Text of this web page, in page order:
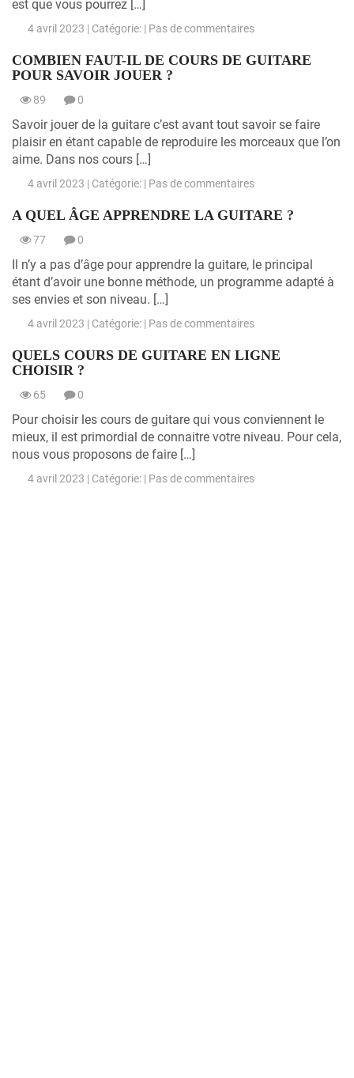
est que vous pourrez […]
4 avril 2023 | Catégorie: | Pas de commentaires
COMBIEN FAUT-IL DE COURS DE GUITARE
POUR SAVOIR JOUER ?
89 0
Savoir jouer de la guitare c’est avant tout savoir se faire
plaisir en étant capable de reproduire les morceaux que l’on
aime. Dans nos cours […]
4 avril 2023 | Catégorie: | Pas de commentaires
A QUEL ÂGE APPRENDRE LA GUITARE ?
77 0
Il n’y a pas d’âge pour apprendre la guitare, le principal
étant d’avoir une bonne méthode, un programme adapté à
ses envies et son niveau. […]
4 avril 2023 | Catégorie: | Pas de commentaires
QUELS COURS DE GUITARE EN LIGNE
CHOISIR ?
65 0
Pour choisir les cours de guitare qui vous conviennent le
mieux, il est primordial de connaitre votre niveau. Pour cela,
nous vous proposons de faire […]
4 avril 2023 | Catégorie: | Pas de commentaires